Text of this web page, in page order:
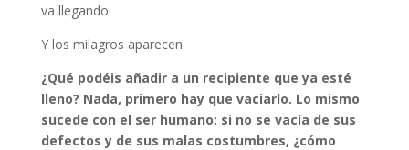
va llegando.
Y los milagros aparecen.
¿Qué podéis añadir a un recipiente que ya esté
lleno? Nada, primero hay que vaciarlo. Lo mismo
sucede con el ser humano: si no se vacía de sus
defectos y de sus malas costumbres, ¿cómo